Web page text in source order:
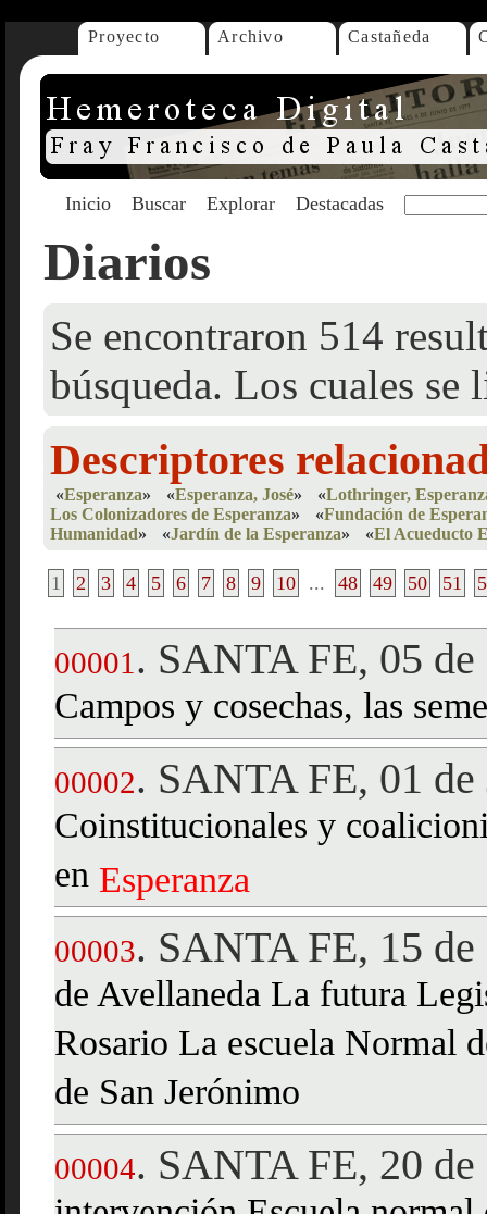
Proyecto Archivo Castañeda
Inicio Buscar Explorar Destacadas
Diarios
Se encontraron 514
búsqueda. Los cuales se
Descriptores
«Esperanza» «Esperanza, José» «Lothringer,
Los Colonizadores de Esperanza» «Fundación de
Humanidad» «Jardín de la Esperanza» «El Acueducto
1 2 3 4 5 6 7 8 9 10 ... 48 49 50 51
00001 . SANTA FE, 05
Campos y cosechas, las
00002. SANTA FE, 01
Coinstitucionales y
en Esperanza
00003. SANTA FE, 15 de
de Avellaneda La futura
Rosario La escuela Normal
de San Jerónimo
00004. SANTA FE, 20 de